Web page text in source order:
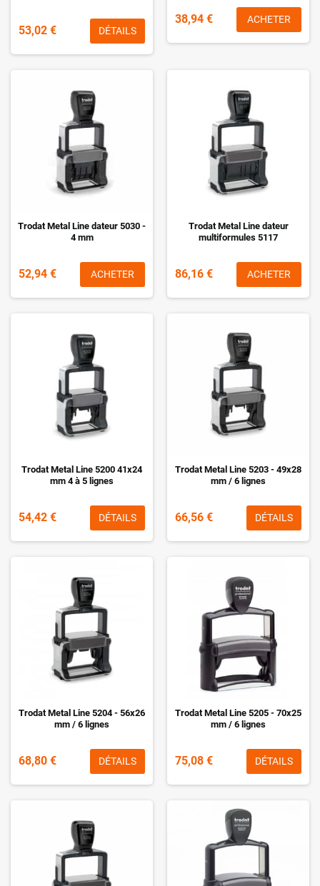
53,02 € DÉTAILS
38,94 € ACHETER
Trodat Metal Line dateur 5030 -
4 mm
52,94 € ACHETER
Trodat Metal Line dateur
multiformules 5117
86,16 € ACHETER
Trodat Metal Line 5200 41x24
mm 4 à 5 lignes
54,42 € DÉTAILS
Trodat Metal Line 5203 - 49x28
mm / 6 lignes
66,56 € DÉTAILS
Trodat Metal Line 5204 - 56x26
mm / 6 lignes
68,80 € DÉTAILS
Trodat Metal Line 5205 - 70x25
mm / 6 lignes
75,08 € DÉTAILS